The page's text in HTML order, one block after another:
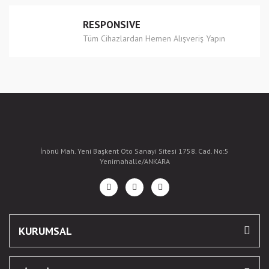
RESPONSIVE
Tüm Cihazlardan Hemen Alışveriş Yapın
İnönü Mah. Yeni Başkent Oto Sanayi Sitesi 1758. Cad. No:5
Yenimahalle/ANKARA
KURUMSAL